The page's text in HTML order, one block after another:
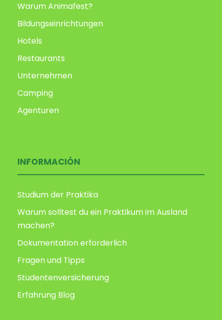
Warum Animafest?
Bildungseinrichtungen
Hotels
Restaurants
Unternehmen
Camping
Agenturen
INFORMACIÓN
Studium der Praktika
Warum solltest du ein Praktikum im Ausland
machen?
Dokumentation erforderlich
Fragen und Tipps
Studentenversicherung
Erfahrung Blog